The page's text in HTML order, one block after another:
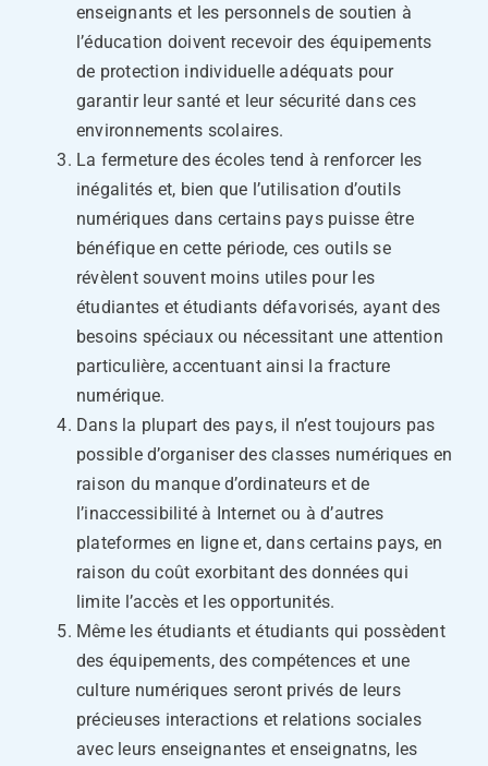
enseignants et les personnels de soutien à
l’éducation doivent recevoir des équipements
de protection individuelle adéquats pour
garantir leur santé et leur sécurité dans ces
environnements scolaires.
La fermeture des écoles tend à renforcer les
inégalités et, bien que l’utilisation d’outils
numériques dans certains pays puisse être
bénéfique en cette période, ces outils se
révèlent souvent moins utiles pour les
étudiantes et étudiants défavorisés, ayant des
besoins spéciaux ou nécessitant une attention
particulière, accentuant ainsi la fracture
numérique.
Dans la plupart des pays, il n’est toujours pas
possible d’organiser des classes numériques en
raison du manque d’ordinateurs et de
l’inaccessibilité à Internet ou à d’autres
plateformes en ligne et, dans certains pays, en
raison du coût exorbitant des données qui
limite l’accès et les opportunités.
Même les étudiants et étudiants qui possèdent
des équipements, des compétences et une
culture numériques seront privés de leurs
précieuses interactions et relations sociales
avec leurs enseignantes et enseignatns, les